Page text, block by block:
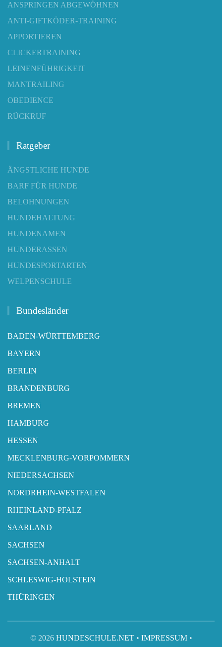
ANSPRINGEN ABGEWÖHNEN
ANTI-GIFTKÖDER-TRAINING
APPORTIEREN
CLICKERTRAINING
LEINENFÜHRIGKEIT
MANTRAILING
OBEDIENCE
RÜCKRUF
Ratgeber
ÄNGSTLICHE HUNDE
BARF FÜR HUNDE
BELOHNUNGEN
HUNDEHALTUNG
HUNDENAMEN
HUNDERASSEN
HUNDESPORTARTEN
WELPENSCHULE
Bundesländer
BADEN-WÜRTTEMBERG
BAYERN
BERLIN
BRANDENBURG
BREMEN
HAMBURG
HESSEN
MECKLENBURG-VORPOMMERN
NIEDERSACHSEN
NORDRHEIN-WESTFALEN
RHEINLAND-PFALZ
SAARLAND
SACHSEN
SACHSEN-ANHALT
SCHLESWIG-HOLSTEIN
THÜRINGEN
© 2026 HUNDESCHULE.NET• IMPRESSUM•